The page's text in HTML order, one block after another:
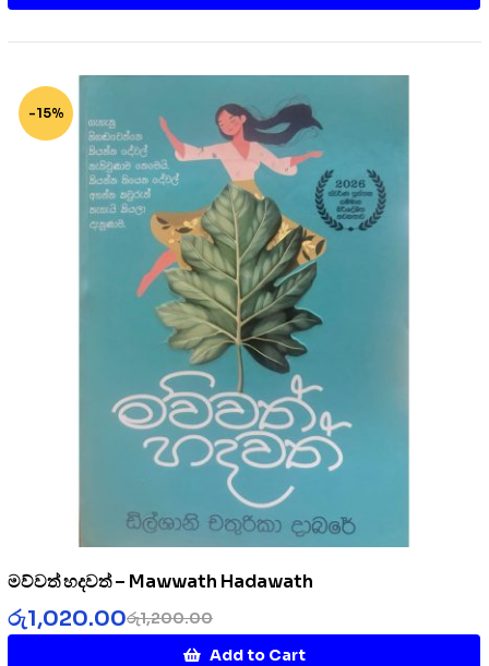
-15%
මව්වත් හදවත් – Mawwath Hadawath
රු1,200.00
රු1,020.00
Add to Cart